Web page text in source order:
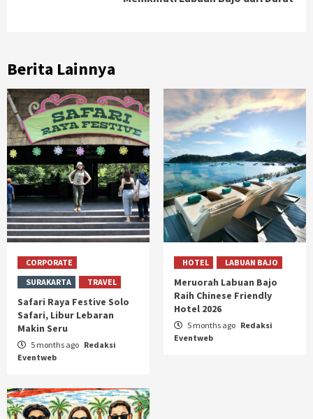
Berita Lainnya
CORPORATE
SURAKARTA
TRAVEL
Safari Raya Festive Solo
Safari, Libur Lebaran
Makin Seru
5 months ago Redaksi
Eventweb
HOTEL LABUAN BAJO
Meruorah Labuan Bajo
Raih Chinese Friendly
Hotel 2026
5 months ago Redaksi
Eventweb